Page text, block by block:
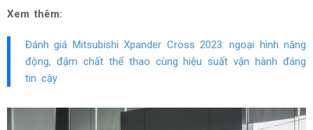
Xem thêm:
Đánh giá Mitsubishi Xpander Cross 2023: ngoại hình năng
động, đậm chất thể thao cùng hiệu suất vận hành đáng
tin cậy